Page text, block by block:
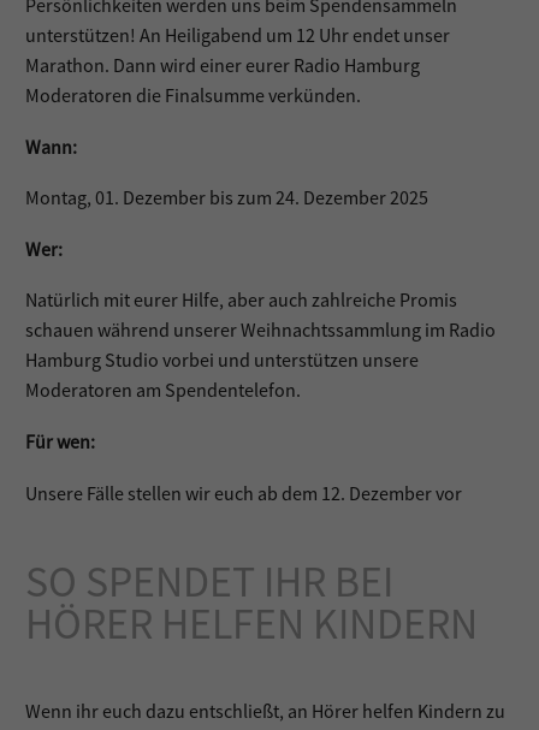
Persönlichkeiten werden uns beim Spendensammeln
unterstützen! An Heiligabend um 12 Uhr endet unser
Marathon. Dann wird einer eurer Radio Hamburg
Moderatoren die Finalsumme verkünden.
Wann:
Montag, 01. Dezember bis zum 24. Dezember 2025
Wer:
Natürlich mit eurer Hilfe, aber auch zahlreiche Promis
schauen während unserer Weihnachtssammlung im Radio
Hamburg Studio vorbei und unterstützen unsere
Moderatoren am Spendentelefon.
Für wen:
Unsere Fälle stellen wir euch ab dem 12. Dezember vor
SO SPENDET IHR BEI
HÖRER HELFEN KINDERN
Wenn ihr euch dazu entschließt, an Hörer helfen Kindern zu